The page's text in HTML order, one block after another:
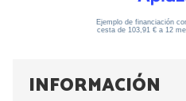
INFORMACIÓN